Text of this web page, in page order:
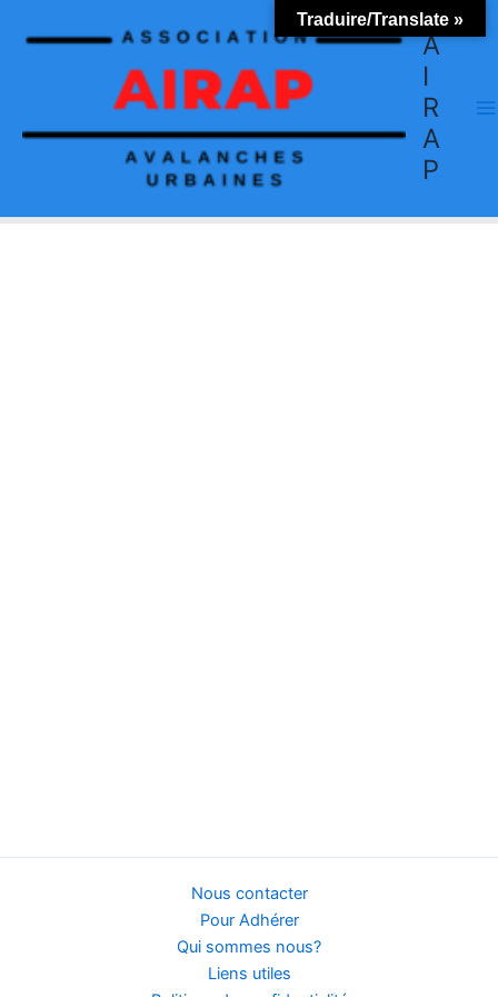
A
I
R
A
P
Nous contacter
Pour Adhérer
Qui sommes nous?
Liens utiles
Traduire/Translate »